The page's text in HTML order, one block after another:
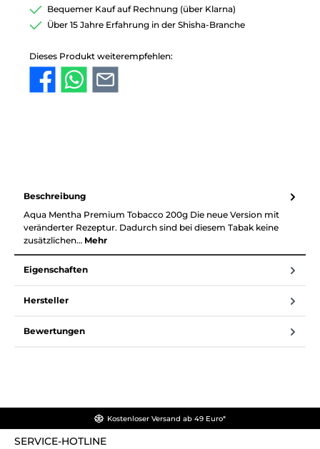
Bequemer Kauf auf Rechnung (über Klarna)
Über 15 Jahre Erfahrung in der Shisha-Branche
Dieses Produkt weiterempfehlen:
Beschreibung
Aqua Mentha Premium Tobacco 200g Die neue Version mit
veränderter Rezeptur. Dadurch sind bei diesem Tabak keine
zusätzlichen… Mehr
Eigenschaften
Hersteller
Bewertungen
Kostenloser Versand ab 49 Euro*
SERVICE-HOTLINE